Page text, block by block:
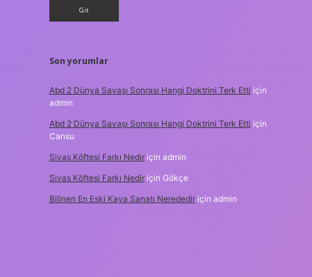
Son yorumlar
Abd 2 Dünya Savaşı Sonrası Hangi Doktrini Terk Etti için
admin
Abd 2 Dünya Savaşı Sonrası Hangi Doktrini Terk Etti için
Cansu
Sivas Köftesi Farkı Nediriçin admin
Sivas Köftesi Farkı Nediriçin Gökçe
Bilinen En Eski Kaya Sanatı Neredediriçin admin